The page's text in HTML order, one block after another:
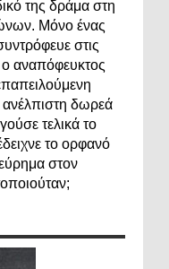
της δράμα στη
Μόνο ένας
στις
ο αναπόφευκτος
ανέλπιστη δωρεά
τελικά το
το ορφανό
στον